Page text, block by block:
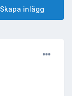
Skapa inlägg